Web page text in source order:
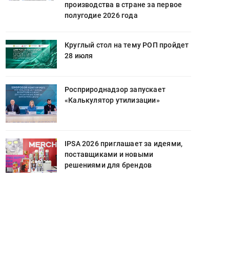
производства в стране за первое
полугодие 2026 года
Круглый стол на тему РОП пройдет
28 июля
Росприроднадзор запускает
«Калькулятор утилизации»
IPSA 2026 приглашает за идеями,
поставщиками и новыми
решениями для брендов